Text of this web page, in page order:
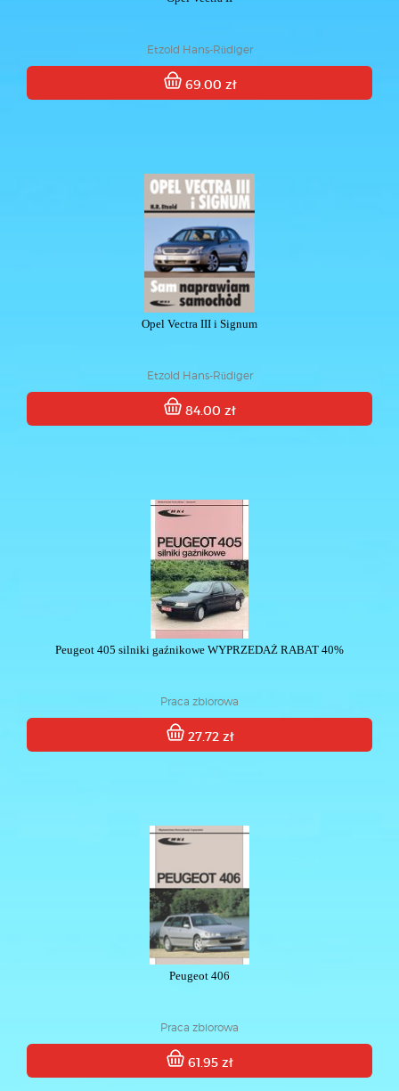
Etzold Hans-Rüdiger
69.00 zł
Opel Vectra III i Signum
Etzold Hans-Rüdiger
84.00 zł
Peugeot 405 silniki gaźnikowe WYPRZEDAŻ RABAT 40%
Praca zbiorowa
27.72 zł
Peugeot 406
Praca zbiorowa
61.95 zł